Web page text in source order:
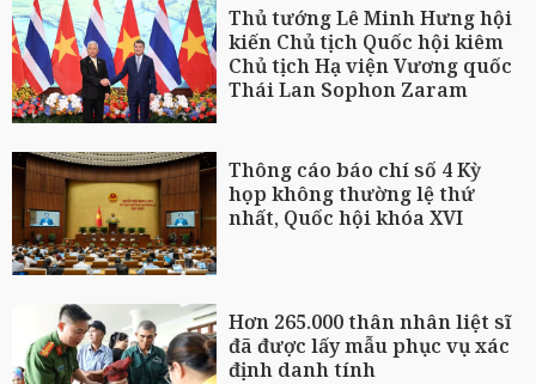
Thủ tướng Lê Minh Hưng hội
kiến Chủ tịch Quốc hội kiêm
Chủ tịch Hạ viện Vương quốc
Thái Lan Sophon Zaram
Thông cáo báo chí số 4 Kỳ
họp không thường lệ thứ
nhất, Quốc hội khóa XVI
Hơn 265.000 thân nhân liệt sĩ
đã được lấy mẫu phục vụ xác
định danh tính